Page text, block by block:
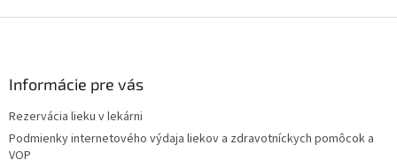
Informácie pre vás
Rezervácia lieku v lekárni
Podmienky internetového výdaja liekov a zdravotníckych pomôcok a
VOP